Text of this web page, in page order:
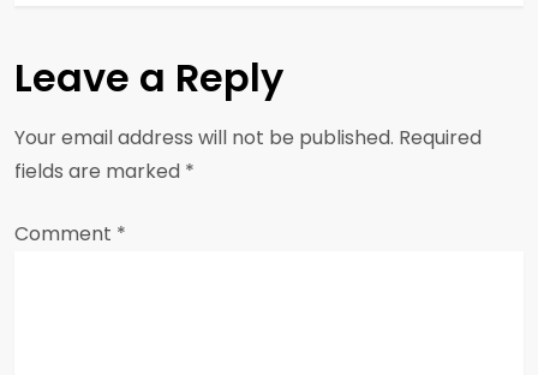
a
v
i
g
Leave a Reply
Your email address will not be published. Required
fields are marked *
Comment *